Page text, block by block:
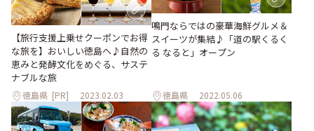
【旅行支援上乗せクーポンでお得
な旅を】おいしい徳島へ♪自然の
恵みと発酵文化をめぐる、サステ
ナブルな旅
徳島県 [PR] 2023.02.03
鳴門ならではの豪華海鮮グルメ＆
スイーツが集結♪「道の駅くるく
る なると」オープン
徳島県 2022.05.06